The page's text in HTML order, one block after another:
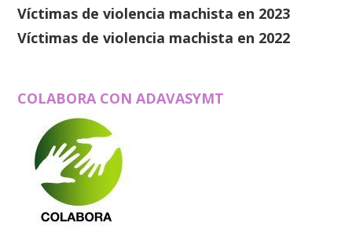
Víctimas de violencia machista en 2023
Víctimas de violencia machista en 2022
COLABORA CON ADAVASYMT